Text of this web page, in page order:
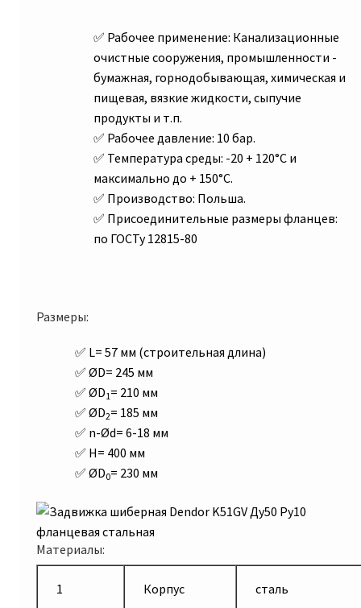
Рабочее применение: Канализационные
очистные сооружения, промышленности -
бумажная, горнодобывающая, химическая и
пищевая, вязкие жидкости, сыпучие
продукты и т.п.
Рабочее давление: 10 бар.
Температура среды: -20 + 120°C и
максимально до + 150°C.
Производство: Польша.
Присоединительные размеры фланцев:
по ГОСТу 12815-80
Размеры:
L= 57 мм (строительная длина)
ØD= 245 мм
ØD1= 210 мм
ØD2= 185 мм
n-Ød= 6-18 мм
H= 400 мм
ØD0= 230 мм
Материалы:
1 Корпус сталь